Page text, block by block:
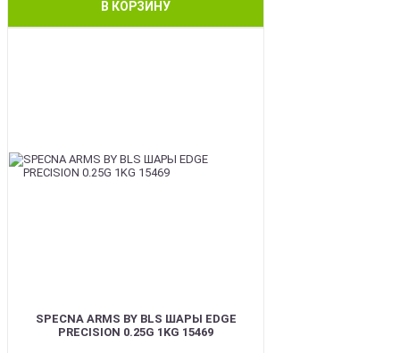
В КОРЗИНУ
SPECNA ARMS BY BLS ШАРЫ EDGE
PRECISION 0.25G 1KG 15469